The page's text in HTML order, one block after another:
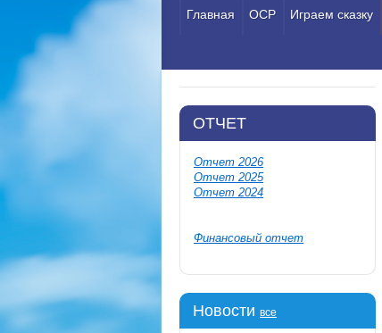
Главная ОСР Играем сказку
ОТЧЕТ
Отчет 2026
Отчет 2025
Отчет 2024
Финансовый отчет
Новости все